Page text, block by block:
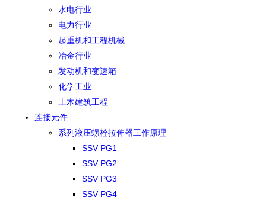
水电行业
电力行业
起重机和工程机械
冶金行业
发动机和变速箱
化学工业
土木建筑工程
连接元件
系列液压螺栓拉伸器工作原理
SSV PG1
SSV PG2
SSV PG3
SSV PG4